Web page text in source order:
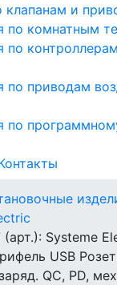
и
по комнатным
по контроллерам
по приводам
по
Systeme
USB
QC, PD,